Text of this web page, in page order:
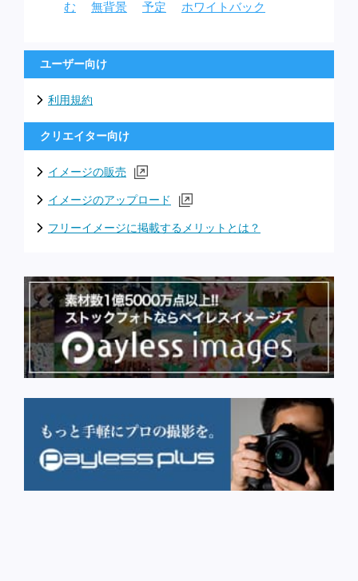
む
無背景 予定 ホワイトバック
ユーザー向け
利用規約
クリエイター向け
イメージの販売
イメージのアップロード
フリーイメージに掲載するメリットとは？